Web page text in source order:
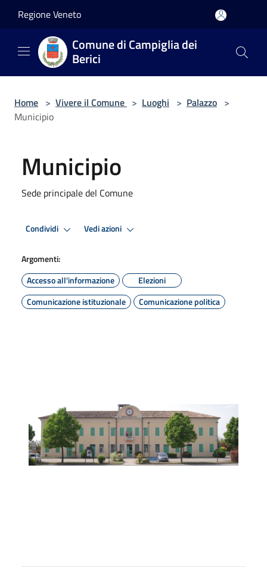
Regione Veneto
Comune di Campiglia dei
Berici
Home > Vivere il Comune > Luoghi > Palazzo >
Municipio
Municipio
Sede principale del Comune
Condividi Vedi azioni
Argomenti:
Accesso all'informazione
Elezioni
Comunicazione istituzionale
Comunicazione politica